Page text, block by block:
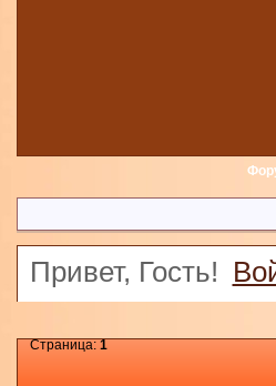
Привет, Гость!
Страница:1